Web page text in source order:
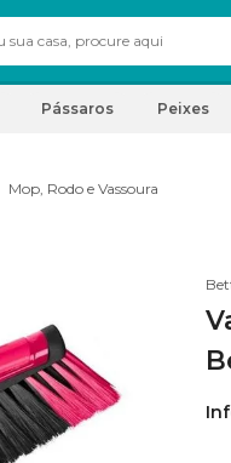
Pássaros Peixes
Mop, Rodo e Vassoura